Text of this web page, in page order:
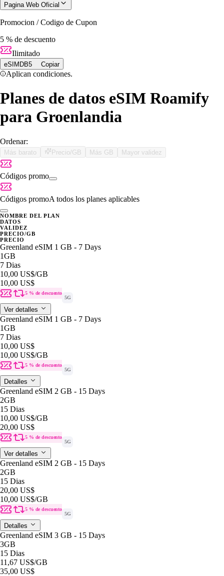
Pagina Web Oficial
Promocion / Codigo de Cupon
5 % de descuento
Ilimitado
eSIMDB5 Copiar
Aplican condiciones.
Planes de datos eSIM Roamify
para Groenlandia
Ordenar:
Más barato Precio/GB Más GB Mayor validez
Códigos promo
Códigos promoA todos los planes aplicables
NOMBRE DEL PLAN
DATOS
VALIDEZ
PRECIO/GB
PRECIO
Greenland eSIM 1 GB - 7 Days
1GB
7 Dias
10,00 US$/GB
10,00 US$
5 % de descuento
5G
Ver detalles
Greenland eSIM 1 GB - 7 Days
1GB
7 Dias
10,00 US$
10,00 US$/GB
5 % de descuento
5G
Detalles
Greenland eSIM 2 GB - 15 Days
2GB
15 Dias
10,00 US$/GB
20,00 US$
5 % de descuento
5G
Ver detalles
Greenland eSIM 2 GB - 15 Days
2GB
15 Dias
20,00 US$
10,00 US$/GB
5 % de descuento
5G
Detalles
Greenland eSIM 3 GB - 15 Days
3GB
15 Dias
11,67 US$/GB
35,00 US$